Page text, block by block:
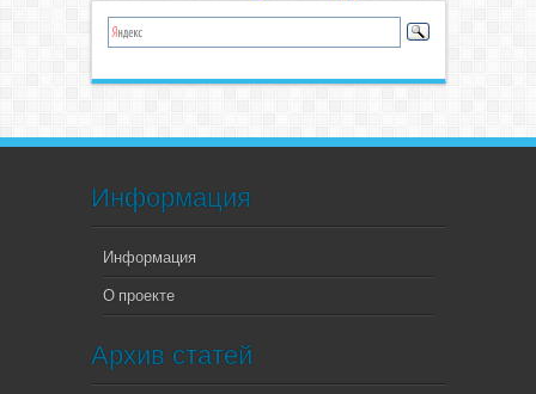
Информация
Информация
О проекте
Архив статей